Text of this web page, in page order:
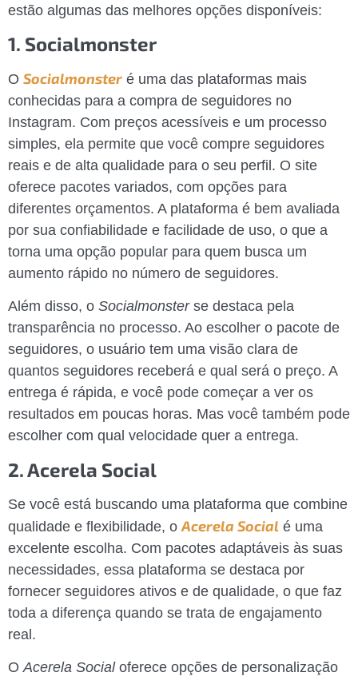
estão algumas das melhores opções disponíveis:
1. Socialmonster
O Socialmonster é uma das plataformas mais
conhecidas para a compra de seguidores no
Instagram. Com preços acessíveis e um processo
simples, ela permite que você compre seguidores
reais e de alta qualidade para o seu perfil. O site
oferece pacotes variados, com opções para
diferentes orçamentos. A plataforma é bem avaliada
por sua confiabilidade e facilidade de uso, o que a
torna uma opção popular para quem busca um
aumento rápido no número de seguidores.
Além disso, o Socialmonsterse destaca pela
transparência no processo. Ao escolher o pacote de
seguidores, o usuário tem uma visão clara de
quantos seguidores receberá e qual será o preço. A
entrega é rápida, e você pode começar a ver os
resultados em poucas horas. Mas você também pode
escolher com qual velocidade quer a entrega.
2. Acerela Social
Se você está buscando uma plataforma que combine
qualidade e flexibilidade, o Acerela Social é uma
excelente escolha. Com pacotes adaptáveis às suas
necessidades, essa plataforma se destaca por
fornecer seguidores ativos e de qualidade, o que faz
toda a diferença quando se trata de engajamento
real.
OAcerela Socialoferece opções de personalização